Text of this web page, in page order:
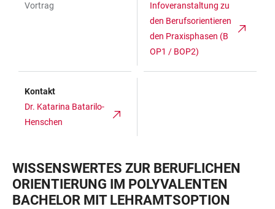
Vortrag
Infoveranstaltung zu
den Berufsorientieren
den Praxisphasen (B
OP1 / BOP2)
Kontakt
Dr. Katarina Batarilo-
Henschen
WISSENSWERTES ZUR BERUFLICHEN
ORIENTIERUNG IM POLYVALENTEN
BACHELOR MIT LEHRAMTSOPTION